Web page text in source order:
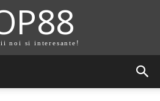
noi si interesante!